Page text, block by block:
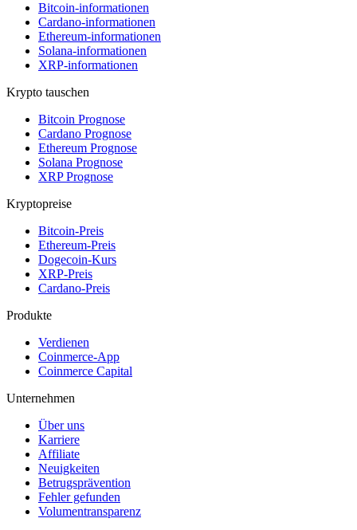
Bitcoin-informationen
Cardano-informationen
Ethereum-informationen
Solana-informationen
XRP-informationen
Krypto tauschen
Bitcoin Prognose
Cardano Prognose
Ethereum Prognose
Solana Prognose
XRP Prognose
Kryptopreise
Bitcoin-Preis
Ethereum-Preis
Dogecoin-Kurs
XRP-Preis
Cardano-Preis
Produkte
Verdienen
Coinmerce-App
Coinmerce Capital
Unternehmen
Über uns
Karriere
Affiliate
Neuigkeiten
Betrugsprävention
Fehler gefunden
Volumentransparenz